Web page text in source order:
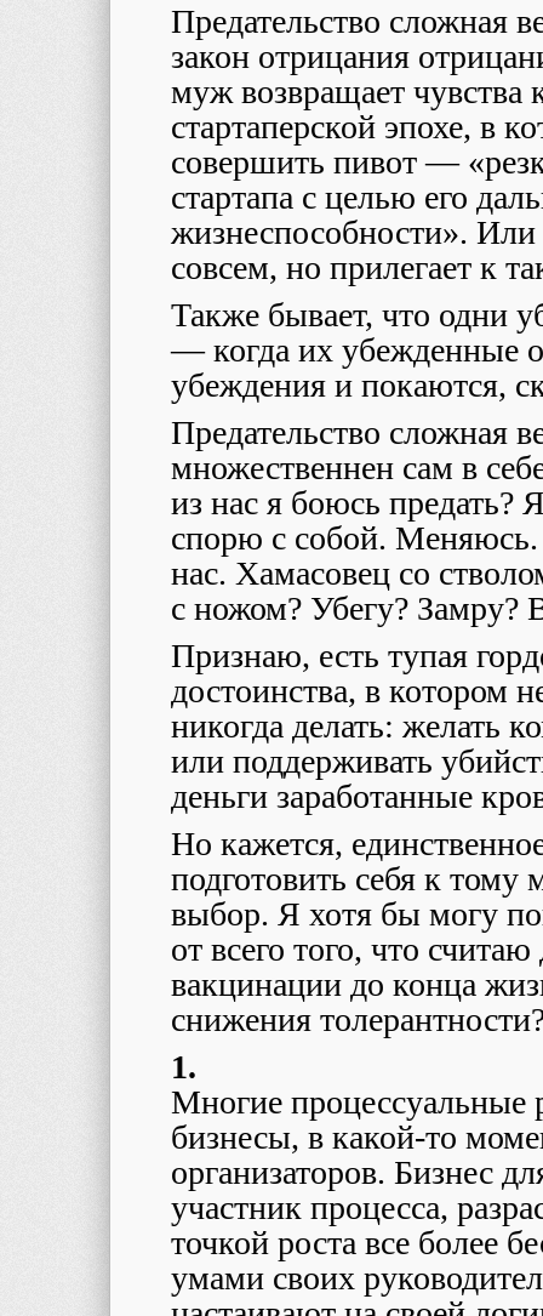
Предательство сложная
закон отрицания
муж возвращает
стартаперской эпохе, в
совершить пивот —
стартапа с целью его
жизнеспособности».
совсем, но прилегает к
Также бывает, что одни
— когда их убежденные
убеждения и покаются,
Предательство сложная
множественнен сам в
из нас я боюсь предать?
спорю с собой.
нас. Хамасовец со
с ножом? Убегу? Замру?
Признаю, есть тупая
достоинства, в котором
никогда делать: желать
или поддерживать
деньги заработанные
Но кажется,
подготовить себя к тому
выбор. Я хотя бы могу
от всего того, что
вакцинации до конца
снижения
1.
Многие процессуальные
бизнесы, в какой-то
организаторов. Бизнес
участник процесса,
точкой роста все более
умами своих